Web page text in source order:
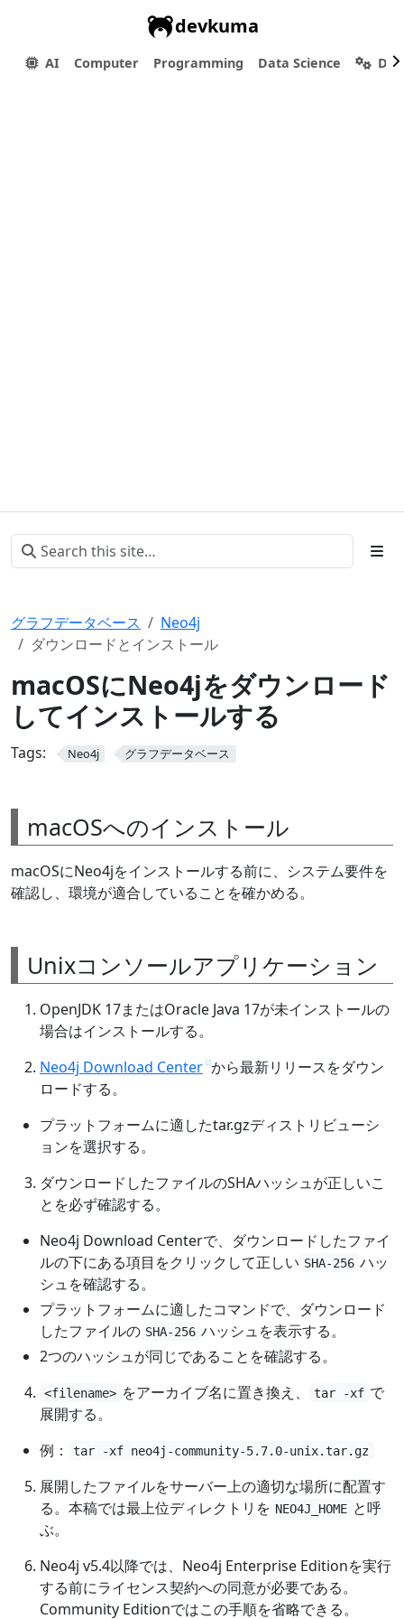
devkuma
AI Computer Programming Data Science
グラフデータベース
Neo4j
ダウンロードとインストール
macOSにNeo4jをダウンロード
してインストールする
Tags: Neo4j グラフデータベース
macOSへのインストール
macOSにNeo4jをインストールする前に、システム要件を
確認し、環境が適合していることを確かめる。
Unixコンソールアプリケーション
OpenJDK 17またはOracle Java 17が未インストールの
場合はインストールする。
Neo4j Download Center から最新リリースをダウン
ロードする。
プラットフォームに適したtar.gzディストリビューシ
ョンを選択する。
ダウンロードしたファイルのSHAハッシュが正しいこ
とを必ず確認する。
Neo4j Download Centerで、ダウンロードしたファイ
ルの下にある項目をクリックして正しい SHA-256 ハッ
シュを確認する。
プラットフォームに適したコマンドで、ダウンロード
したファイルの SHA-256 ハッシュを表示する。
2つのハッシュが同じであることを確認する。
<filename> をアーカイブ名に置き換え、 tar -xf で
展開する。
例：
tar -xf neo4j-community-5.7.0-unix.tar.gz
展開したファイルをサーバー上の適切な場所に配置す
る。本稿では最上位ディレクトリを NEO4J_HOME と呼
ぶ。
Neo4j v5.4以降では、Neo4j Enterprise Editionを実行
する前にライセンス契約への同意が必要である。
Community Editionではこの手順を省略できる。